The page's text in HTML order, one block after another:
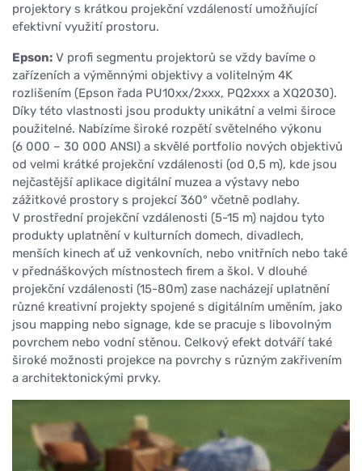
projektory s krátkou projekční vzdáleností umožňující
efektivní využití prostoru.
Epson: V profi segmentu projektorů se vždy bavíme o
zařízeních a výměnnými objektivy a volitelným 4K
rozlišením (Epson řada PU10xx/2xxx, PQ2xxx a XQ2030).
Díky této vlastnosti jsou produkty unikátní a velmi široce
použitelné. Nabízíme široké rozpětí světelného výkonu
(6 000 – 30 000 ANSI) a skvělé portfolio nových objektivů
od velmi krátké projekční vzdálenosti (od 0,5 m), kde jsou
nejčastější aplikace digitální muzea a výstavy nebo
zážitkové prostory s projekcí 360° včetně podlahy.
V prostřední projekční vzdálenosti (5-15 m) najdou tyto
produkty uplatnění v kulturních domech, divadlech,
menších kinech ať už venkovních, nebo vnitřních nebo také
v přednáškových místnostech firem a škol. V dlouhé
projekční vzdálenosti (15-80m) zase nacházejí uplatnění
různé kreativní projekty spojené s digitálním uměním, jako
jsou mapping nebo signage, kde se pracuje s libovolným
povrchem nebo vodní stěnou. Celkový efekt dotváří také
široké možnosti projekce na povrchy s různým zakřivením
a architektonickými prvky.